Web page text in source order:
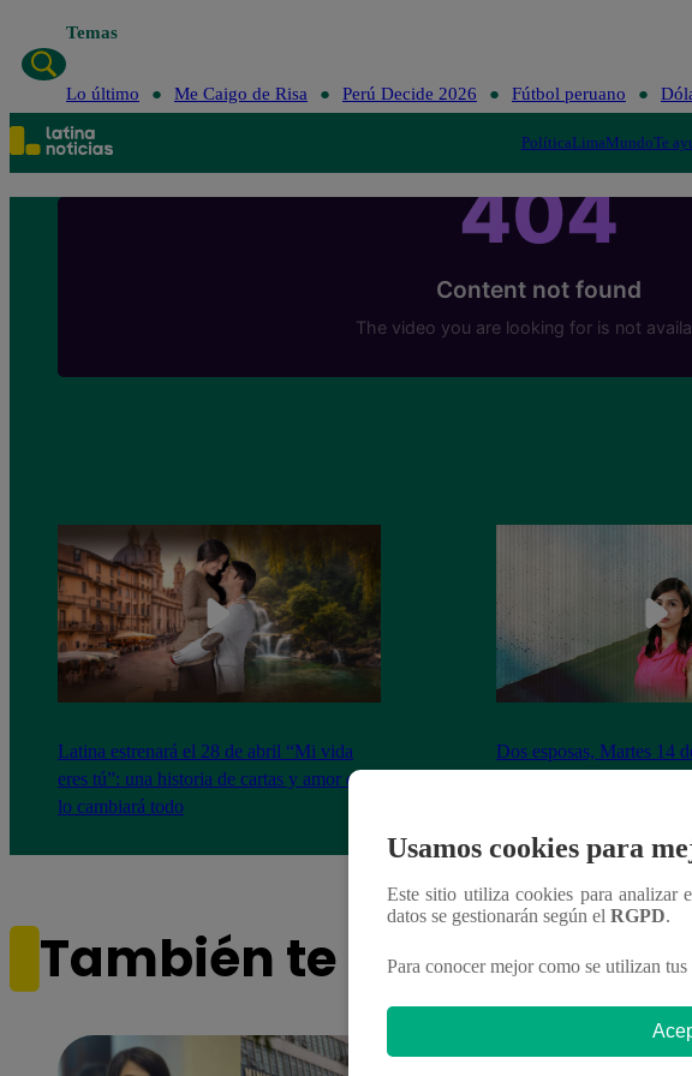
Temas
Lo último Me Caigo de Risa Perú Decide 2026 Fútbol peruano
PolíticaLimaMundoTe
Latina estrenará el 28 de abril “Mi vida
eres tú”: una historia de cartas y amor que
lo cambiará todo
Dos esposas, Martes 14
También te puede
Usamos cookies para
Este sitio utiliza cookies para analizar
datos se gestionarán según el RGPD.
Para conocer mejor como se utilizan